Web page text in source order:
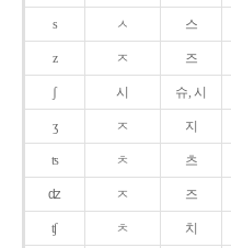
s ㅅ 스
z ㅈ 즈
ʃ 시 슈, 시
ʒ ㅈ 지
ʦ ㅊ 츠
ʣ ㅈ 즈
ʧ ㅊ 치